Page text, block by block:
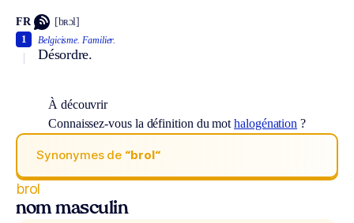
FR [bʀɔl]
Belgicisme. Familier.
Désordre.
1
À découvrir
Connaissez-vous la définition du mothalogénation ?
Synonymes de “brol“
brol
nom masculin